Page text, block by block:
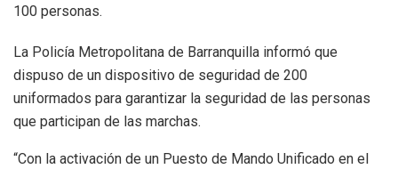
100 personas.
La Policía Metropolitana de Barranquilla informó que
dispuso de un dispositivo de seguridad de 200
uniformados para garantizar la seguridad de las personas
que participan de las marchas.
“Con la activación de un Puesto de Mando Unificado en el